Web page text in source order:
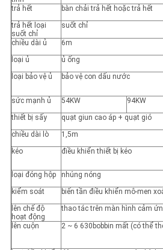
trả hết
bàn chải trả hết hoặc trả hết
trả hết loại
suốt chỉ
suốt chỉ
chiều dài ủ 6m
loại ủ
ủ ống
loại bảo vệ ủ
bảo vệ con dấu nước
sức mạnh ủ 54KW 94KW
thiết bị sấy
quạt giun cao áp + quạt gió
chiều dài lò
1,5m
kéo
điều khiển thiết bị kéo
loại đóng hộp nhúng nóng
kiểm soát
biến tần điều khiển mô-men
lên chế độ
hoạt động
thao tác trên màn hình cảm
lên cuộn 2 ~ 6 630bobbin mất (có thể